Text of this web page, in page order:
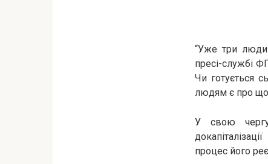
“Уже три
пресі-службі
Чи готується
людям є про що
У свою
процес його